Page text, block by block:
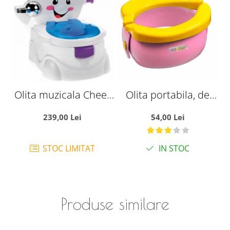
Olita muzicala Cheer
239,00 Lei
STOC LIMITAT
Olita portabila, de
Travel Potty, roz -
Krista®
54,00 Lei
IN STOC
Produse similare